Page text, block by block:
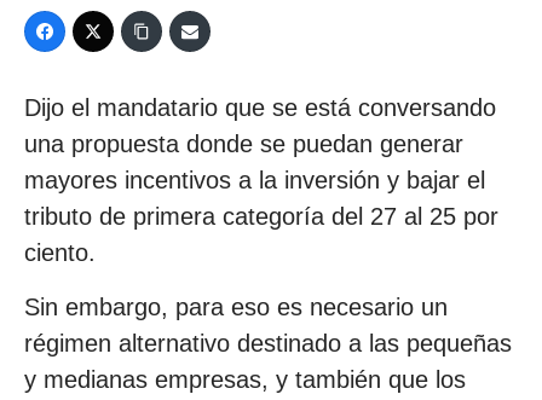
Dijo el mandatario que se está conversando
una propuesta donde se puedan generar
mayores incentivos a la inversión y bajar el
tributo de primera categoría del 27 al 25 por
ciento.
Sin embargo, para eso es necesario un
régimen alternativo destinado a las pequeñas
y medianas empresas, y también que los